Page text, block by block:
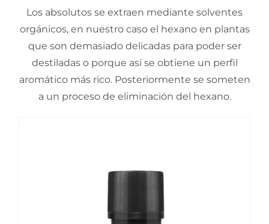
Blog
Contacto
Los absolutos se extraen mediante solventes
orgánicos, en nuestro caso el hexano en plantas
que son demasiado delicadas para poder ser
destiladas o porque así se obtiene un perfil
aromático más rico. Posteriormente se someten
a un proceso de eliminación del hexano.